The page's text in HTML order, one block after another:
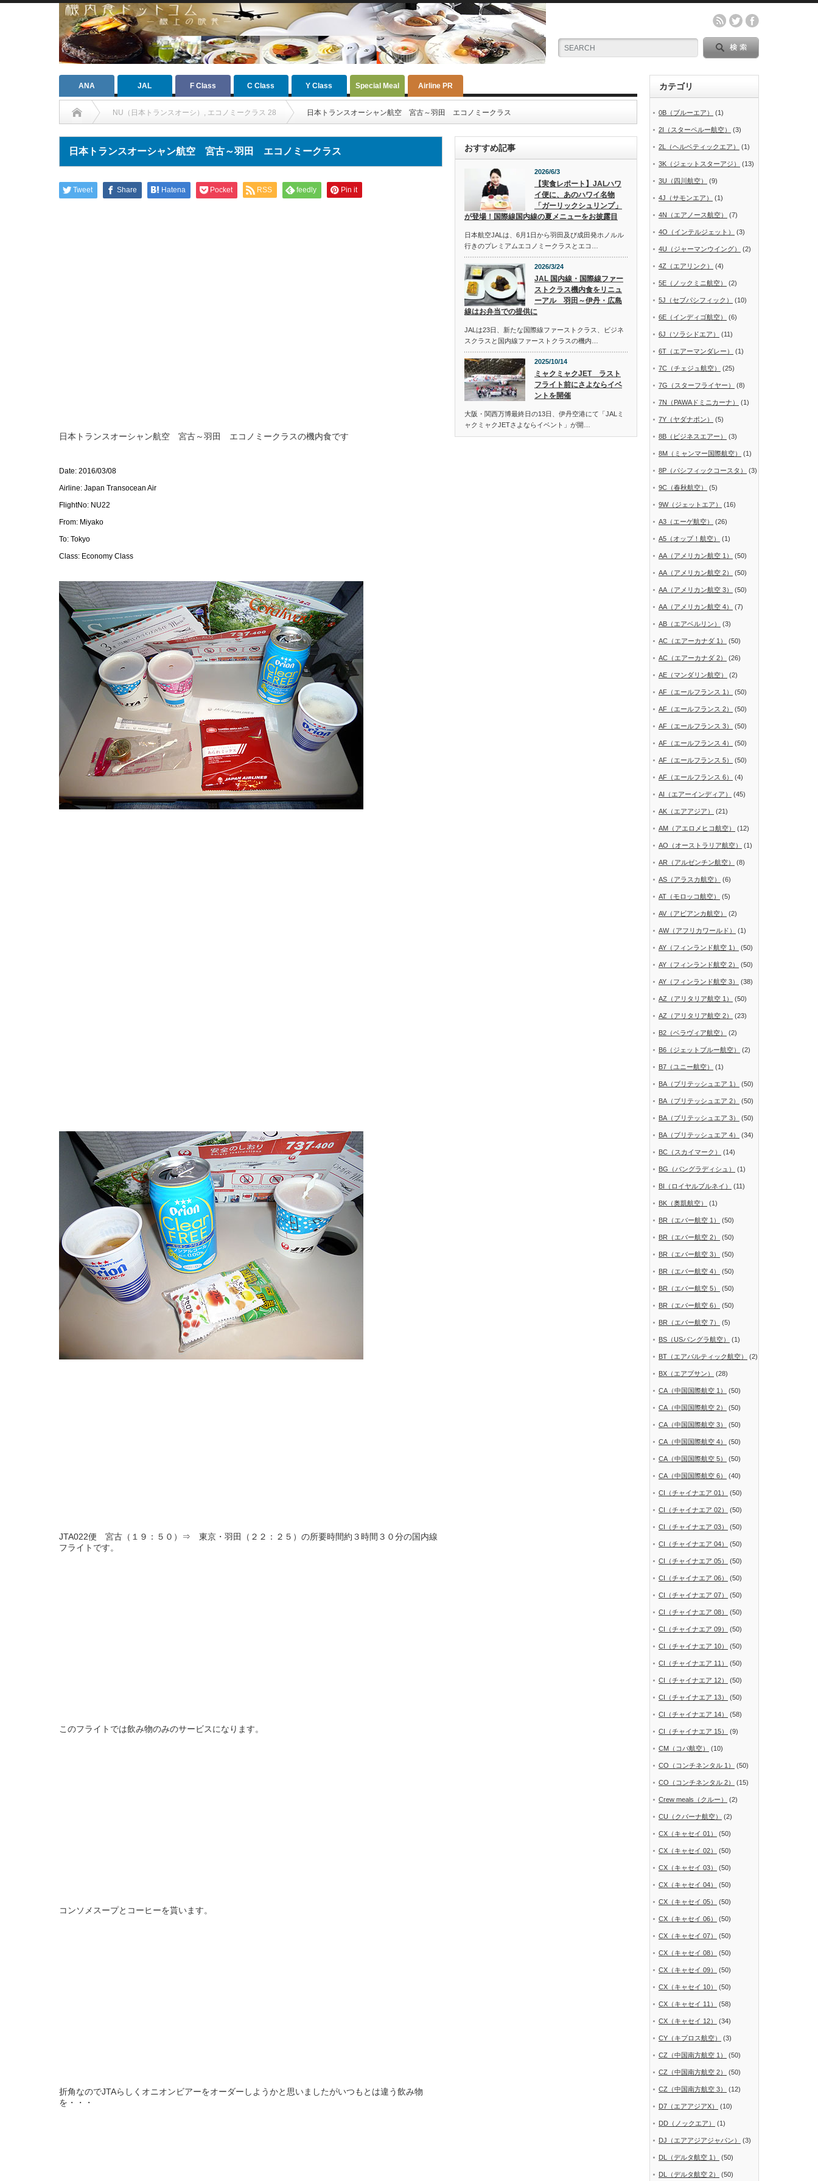
ANA JAL F Class C Class Y Class Special Meal Airline PR
NU（日本トランスオーシ） , エコノミークラス 28 日本トランスオーシャン航空 宮古～羽田 エコノミークラス
日本トランスオーシャン航空 宮古～羽田 エコノミークラス
Tweet Share Hatena Pocket RSS feedly Pin it
日本トランスオーシャン航空 宮古～羽田 エコノミークラスの機内食です
Date: 2016/03/08
Airline: Japan Transocean Air
FlightNo: NU22
From: Miyako
To: Tokyo
Class: Economy Class
JTA022便 宮古（１９：５０）⇒ 東京・羽田（２２：２５）の所要時間約３時間３０分の国内線
フライトです。
このフライトでは飲み物のみのサービスになります。
コンソメスープとコーヒーを貰います。
折角なのでJTAらしくオニオンビアーをオーダーしようかと思いましたがいつもとは違う飲み物
を・・・
おすすめ記事
2026/6/3
【実食レポート】JALハワ
イ便に、あのハワイ名物
「ガーリックシュリンプ」
が登場！国際線国内線の夏メニューをお披露目
日本航空JALは、6月1日から羽田及び成田発ホノルル
行きのプレミアムエコノミークラスとエコ…
2026/3/24
JAL 国内線・国際線ファー
ストクラス機内食をリニュ
ーアル 羽田～伊丹・広島
線はお弁当での提供に
JALは23日、新たな国際線ファーストクラス、ビジネ
スクラスと国内線ファーストクラスの機内…
2025/10/14
ミャクミャクJET ラスト
フライト前にさよならイベ
ントを開催
大阪・関西万博最終日の13日、伊丹空港にて「JALミ
ャクミャクJETさよならイベント」が開…
カテゴリ
0B（ブルーエア） (1)
2I（スターペルー航空） (3)
2L（ヘルベティックエア） (1)
3K（ジェットスターアジ） (13)
3U（四川航空） (9)
4J（サモンエア） (1)
4N（エアノース航空） (7)
4O（インテルジェット） (3)
4U（ジャーマンウイング） (2)
4Z（エアリンク） (4)
5E（ノックミニ航空） (2)
5J（セブパシフィック） (10)
6E（インディゴ航空） (6)
6J（ソラシドエア） (11)
6T（エアーマンダレー） (1)
7C（チェジュ航空） (25)
7G（スターフライヤー） (8)
7N（PAWAドミニカーナ） (1)
7Y（ヤダナポン） (5)
8B（ビジネスエアー） (3)
8M（ミャンマー国際航空） (1)
8P（パシフィックコースタ） (3)
9C（春秋航空） (5)
9W（ジェットエア） (16)
A3（エーゲ航空） (26)
A5（オップ！航空） (1)
AA（アメリカン航空 1） (50)
AA（アメリカン航空 2） (50)
AA（アメリカン航空 3） (50)
AA（アメリカン航空 4） (7)
AB（エアベルリン） (3)
AC（エアーカナダ 1） (50)
AC（エアーカナダ 2） (26)
AE（マンダリン航空） (2)
AF（エールフランス 1） (50)
AF（エールフランス 2） (50)
AF（エールフランス 3） (50)
AF（エールフランス 4） (50)
AF（エールフランス 5） (50)
AF（エールフランス 6） (4)
AI（エアーインディア） (45)
AK（エアアジア） (21)
AM（アエロメヒコ航空） (12)
AO（オーストラリア航空） (1)
AR（アルゼンチン航空） (8)
AS（アラスカ航空） (6)
AT（モロッコ航空） (5)
AV（アビアンカ航空） (2)
AW（アフリカワールド） (1)
AY（フィンランド航空 1） (50)
AY（フィンランド航空 2） (50)
AY（フィンランド航空 3） (38)
AZ（アリタリア航空 1） (50)
AZ（アリタリア航空 2） (23)
B2（ベラヴィア航空） (2)
B6（ジェットブルー航空） (2)
B7（ユニー航空） (1)
BA（ブリテッシュエア 1） (50)
BA（ブリテッシュエア 2） (50)
BA（ブリテッシュエア 3） (50)
BA（ブリテッシュエア 4） (34)
BC（スカイマーク） (14)
BG（バングラディシュ） (1)
BI（ロイヤルブルネイ） (11)
BK（奥凱航空） (1)
BR（エバー航空 1） (50)
BR（エバー航空 2） (50)
BR（エバー航空 3） (50)
BR（エバー航空 4） (50)
BR（エバー航空 5） (50)
BR（エバー航空 6） (50)
BR（エバー航空 7） (5)
BS（USバングラ航空） (1)
BT（エアバルティック航空） (2)
BX（エアプサン） (28)
CA（中国国際航空 1） (50)
CA（中国国際航空 2） (50)
CA（中国国際航空 3） (50)
CA（中国国際航空 4） (50)
CA（中国国際航空 5） (50)
CA（中国国際航空 6） (40)
CI（チャイナエア 01） (50)
CI（チャイナエア 02） (50)
CI（チャイナエア 03） (50)
CI（チャイナエア 04） (50)
CI（チャイナエア 05） (50)
CI（チャイナエア 06） (50)
CI（チャイナエア 07） (50)
CI（チャイナエア 08） (50)
CI（チャイナエア 09） (50)
CI（チャイナエア 10） (50)
CI（チャイナエア 11） (50)
CI（チャイナエア 12） (50)
CI（チャイナエア 13） (50)
CI（チャイナエア 14） (58)
CI（チャイナエア 15） (9)
CM（コパ航空） (10)
CO（コンチネンタル 1） (50)
CO（コンチネンタル 2） (15)
Crew meals（クルー） (2)
CU（クバーナ航空） (2)
CX（キャセイ 01） (50)
CX（キャセイ 02） (50)
CX（キャセイ 03） (50)
CX（キャセイ 04） (50)
CX（キャセイ 05） (50)
CX（キャセイ 06） (50)
CX（キャセイ 07） (50)
CX（キャセイ 08） (50)
CX（キャセイ 09） (50)
CX（キャセイ 10） (50)
CX（キャセイ 11） (58)
CX（キャセイ 12） (34)
CY（キプロス航空） (3)
CZ（中国南方航空 1） (50)
CZ（中国南方航空 2） (50)
CZ（中国南方航空 3） (12)
D7（エアアジアX） (10)
DD（ノックエア） (1)
DJ（エアアジアジャパン） (3)
DL（デルタ航空 1） (50)
DL（デルタ航空 2） (50)